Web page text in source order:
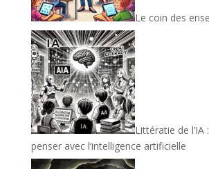
Le coin des
Littératie de l’IA
penser avec l’intelligence artificielle